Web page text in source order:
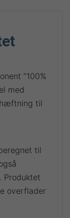
”100%
med
til
til
Produktet
overflader